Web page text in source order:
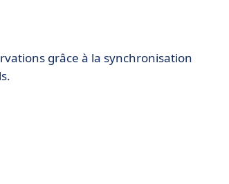
grâce à la synchronisation